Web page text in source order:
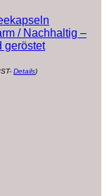
/ Nachhaltig –
geröstet
Details)